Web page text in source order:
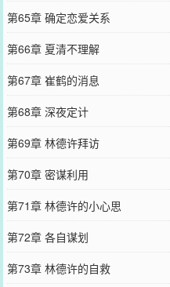
第65章 确定恋爱关系
第66章 夏清不理解
第67章 崔鹤的消息
第68章 深夜定计
第69章 林德许拜访
第70章 密谋利用
第71章 林德许的小心思
第72章 各自谋划
第73章 林德许的自救